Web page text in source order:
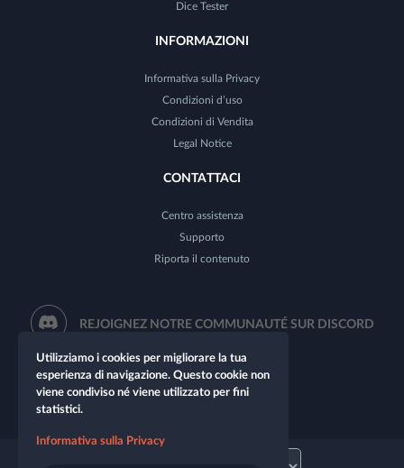
Dice Tester
INFORMAZIONI
Informativa sulla Privacy
Condizioni d’uso
Condizioni di Vendita
Legal Notice
CONTATTACI
Centro assistenza
Supporto
Riporta il contenuto
REJOIGNEZ NOTRE COMMUNAUTÉ SUR DISCORD
Utilizziamo i cookies per migliorare la tua
esperienza di navigazione. Questo cookie non
viene condiviso né viene utilizzato per fini
statistici.
Informativa sulla Privacy